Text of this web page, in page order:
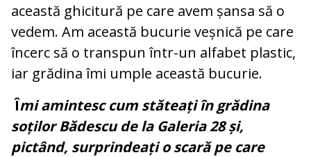
această ghicitură pe care avem șansa să o
vedem. Am această bucurie veșnică pe care
încerc să o transpun într-un alfabet plastic,
iar grădina îmi umple această bucurie.
Îmi amintesc cum stăteați în grădina
soților Bădescu de la Galeria 28 și,
pictând, surprindeați o scară pe care